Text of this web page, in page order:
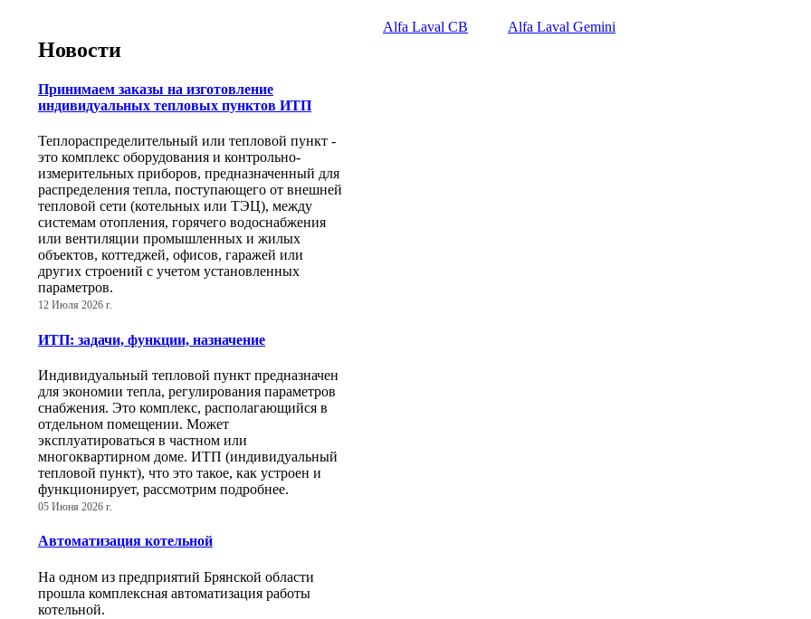
Новости
Принимаем заказы на изготовление
индивидуальных тепловых пунктов ИТП
Теплораспределительный или тепловой пункт -
это комплекс оборудования и контрольно-
измерительных приборов, предназначенный для
распределения тепла, поступающего от внешней
тепловой сети (котельных или ТЭЦ), между
системам отопления, горячего водоснабжения
или вентиляции промышленных и жилых
объектов, коттеджей, офисов, гаражей или
других строений с учетом установленных
параметров.
12 Июля 2026 г.
ИТП: задачи, функции, назначение
Индивидуальный тепловой пункт предназначен
для экономии тепла, регулирования параметров
снабжения. Это комплекс, располагающийся в
отдельном помещении. Может
эксплуатироваться в частном или
многоквартирном доме. ИТП (индивидуальный
тепловой пункт), что это такое, как устроен и
функционирует, рассмотрим подробнее.
05 Июня 2026 г.
Автоматизация котельной
На одном из предприятий Брянской области
прошла комплексная автоматизация работы
котельной.
Alfa Laval CB Alfa Laval Gemini